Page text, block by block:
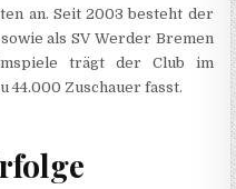
an. Seit 2003 besteht der
als SV Werder Bremen
trägt der Club im
44.000 Zuschauer fasst.